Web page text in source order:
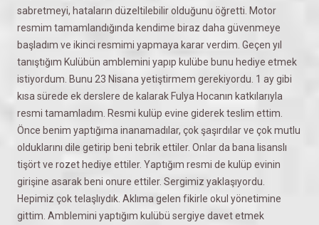
sabretmeyi, hataların düzeltilebilir olduğunu öğretti. Motor
resmim tamamlandığında kendime biraz daha güvenmeye
başladım ve ikinci resmimi yapmaya karar verdim. Geçen yıl
tanıştığım Kulübün amblemini yapıp kulübe bunu hediye etmek
istiyordum. Bunu 23 Nisana yetiştirmem gerekiyordu. 1 ay gibi
kısa sürede ek derslere de kalarak Fulya Hocanın katkılarıyla
resmi tamamladım. Resmi kulüp evine giderek teslim ettim.
Önce benim yaptığıma inanamadılar, çok şaşırdılar ve çok mutlu
olduklarını dile getirip beni tebrik ettiler. Onlar da bana lisanslı
tişört ve rozet hediye ettiler. Yaptığım resmi de kulüp evinin
girişine asarak beni onure ettiler. Sergimiz yaklaşıyordu.
Hepimiz çok telaşlıydık. Aklıma gelen fikirle okul yönetimine
gittim. Amblemini yaptığım kulübü sergiye davet etmek